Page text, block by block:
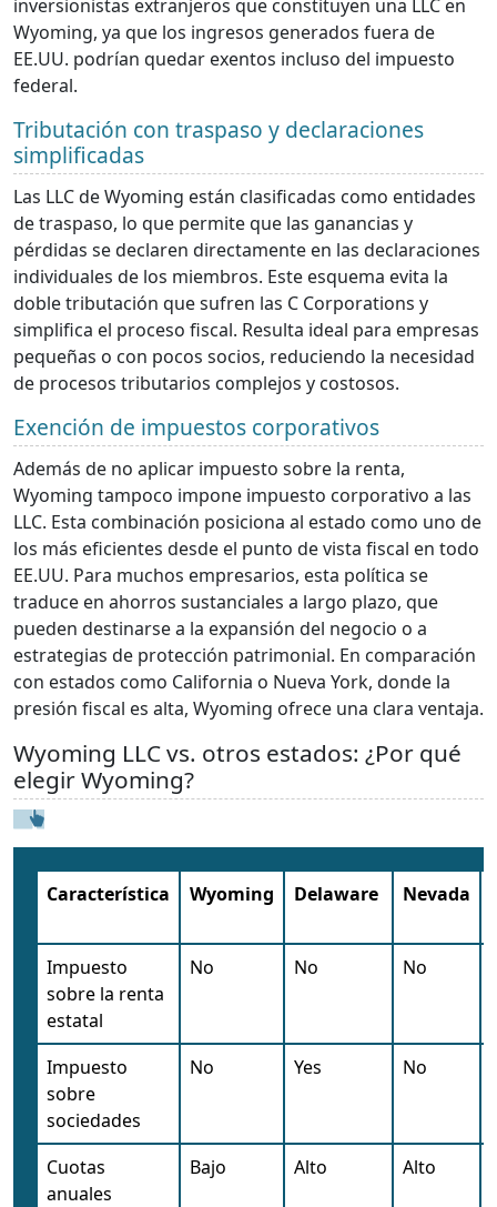
inversionistas extranjeros que constituyen una LLC en
Wyoming, ya que los ingresos generados fuera de
EE.UU. podrían quedar exentos incluso del impuesto
federal.
Tributación con traspaso y declaraciones
simplificadas
Las LLC de Wyoming están clasificadas como entidades
de traspaso, lo que permite que las ganancias y
pérdidas se declaren directamente en las declaraciones
individuales de los miembros. Este esquema evita la
doble tributación que sufren las C Corporations y
simplifica el proceso fiscal. Resulta ideal para empresas
pequeñas o con pocos socios, reduciendo la necesidad
de procesos tributarios complejos y costosos.
Exención de impuestos corporativos
Además de no aplicar impuesto sobre la renta,
Wyoming tampoco impone impuesto corporativo a las
LLC. Esta combinación posiciona al estado como uno de
los más eficientes desde el punto de vista fiscal en todo
EE.UU. Para muchos empresarios, esta política se
traduce en ahorros sustanciales a largo plazo, que
pueden destinarse a la expansión del negocio o a
estrategias de protección patrimonial. En comparación
con estados como California o Nueva York, donde la
presión fiscal es alta, Wyoming ofrece una clara ventaja.
Wyoming LLC vs. otros estados: ¿Por qué
elegir Wyoming?
Característica Wyoming Delaware Nevada
Impuesto
sobre la renta
estatal
No No No
Impuesto
sobre
sociedades
No Yes No
Cuotas
anuales
Bajo Alto Alto